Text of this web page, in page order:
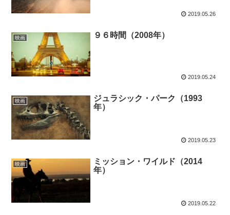
2019.05.26
映画 ９６時間（2008年）
2019.05.24
映画
ジュラシック・パーク（1993
年）
2019.05.23
映画
ミッション・ワイルド（2014
年）
2019.05.22